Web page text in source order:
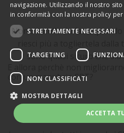
Non c'è nulla da fare,
sono quasi sicuro che sia
con un manubrio SRT?
navigazione. Utilizzando il nostro
in conformità con la nostra policy
STRETTAMENTE NECESSARI
TARGETING
NON CLASSIFICATI
MOSTRA DETTAGLI
ACCETTA